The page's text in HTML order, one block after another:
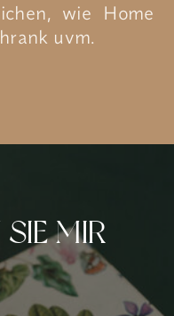
wie Home
uvm.
MIR